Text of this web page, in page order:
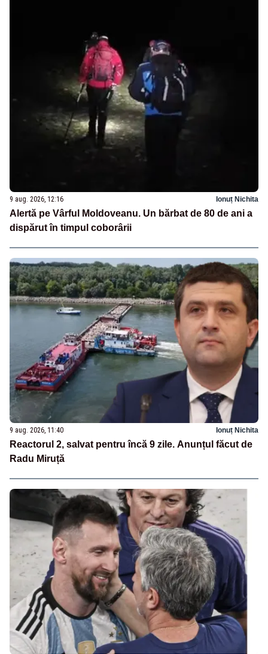
9 aug. 2026, 12:16 Ionuț Nichita
Alertă pe Vârful Moldoveanu. Un bărbat de 80 de ani a
dispărut în timpul coborârii
9 aug. 2026, 11:40 Ionuț Nichita
Reactorul 2, salvat pentru încă 9 zile. Anunțul făcut de
Radu Miruță